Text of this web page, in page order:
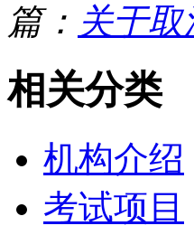
篇： 关于
相关分类
机构介绍
考试项目